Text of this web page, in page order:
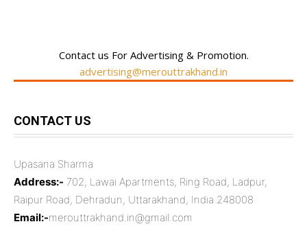
Contact us For Advertising & Promotion.
advertising@merouttrakhand.in
CONTACT US
Upasana Sharma
Address:- 702, Lawai Apartments, Ring Road, Ladpur,
Raipur Road, Dehradun, Uttarakhand, India 248008
Email:-merouttrakhand.in@gmail.com